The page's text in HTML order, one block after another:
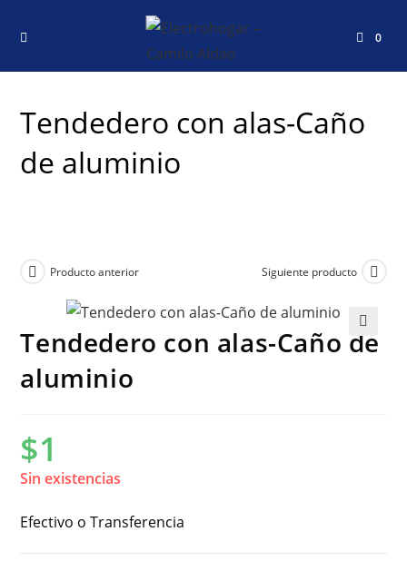
0
Tendedero con alas-Caño
de aluminio
Producto anterior Siguiente producto
🔍
Tendedero con alas-Caño de
aluminio
$1
Sin existencias
Efectivo o Transferencia